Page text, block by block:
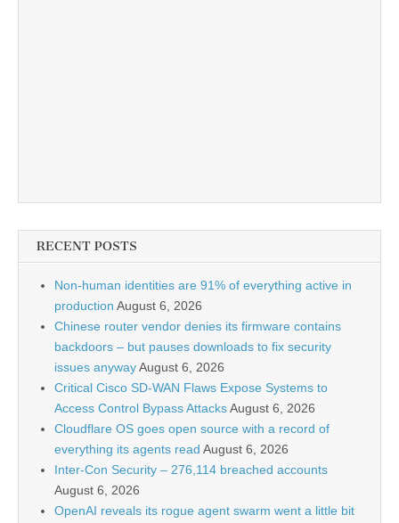
RECENT POSTS
Non-human identities are 91% of everything active in
production August 6, 2026
Chinese router vendor denies its firmware contains
backdoors – but pauses downloads to fix security
issues anywayAugust 6, 2026
Critical Cisco SD-WAN Flaws Expose Systems to
Access Control Bypass AttacksAugust 6, 2026
Cloudflare OS goes open source with a record of
everything its agents read August 6, 2026
Inter-Con Security – 276,114 breached accounts
August 6, 2026
OpenAI reveals its rogue agent swarm went a little bit